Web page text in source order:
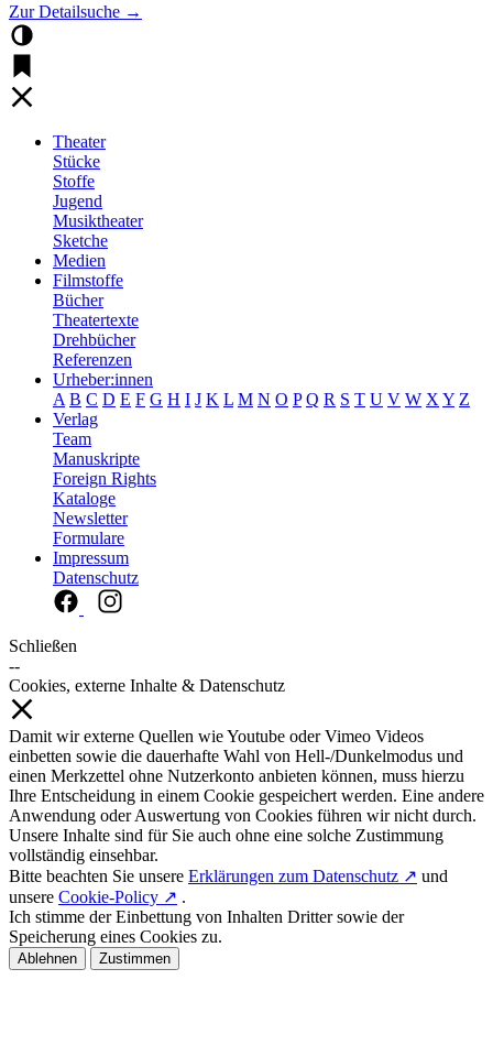
Zur Detailsuche →
Theater
Stücke
Stoffe
Jugend
Musiktheater
Sketche
Medien
Filmstoffe
Bücher
Theatertexte
Drehbücher
Referenzen
Urheber:innen
A B C D E F G H I J K L M N O P Q R S T U V W X Y Z
Verlag
Team
Manuskripte
Foreign Rights
Kataloge
Newsletter
Formulare
Impressum
Datenschutz
Schließen
--
Cookies, externe Inhalte & Datenschutz
Damit wir externe Quellen wie Youtube oder Vimeo Videos
einbetten sowie die dauerhafte Wahl von Hell-/Dunkelmodus und
einen Merkzettel ohne Nutzerkonto anbieten können, muss hierzu
Ihre Entscheidung in einem Cookie gespeichert werden. Eine andere
Anwendung oder Auswertung von Cookies führen wir nicht durch.
Unsere Inhalte sind für Sie auch ohne eine solche Zustimmung
vollständig einsehbar.
Bitte beachten Sie unsere Erklärungen zum Datenschutz ↗ und
unsere Cookie-Policy ↗ .
Ich stimme der Einbettung von Inhalten Dritter sowie der
Speicherung eines Cookies zu.
Ablehnen Zustimmen